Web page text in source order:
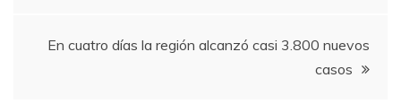
En cuatro días la región alcanzó casi 3.800 nuevos
casos